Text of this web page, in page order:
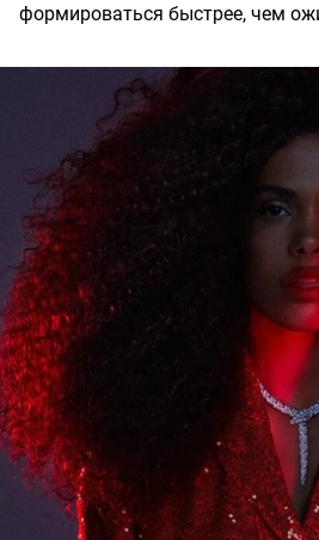
формироваться быстрее, чем